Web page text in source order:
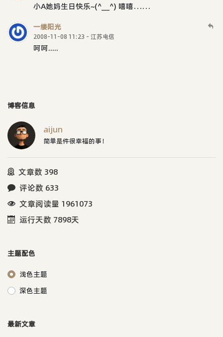
小A她妈生日快乐~(^__^) 嘻嘻……
一缕阳光
2008-11-08 11:23 - 江苏电信
呵呵.....
博客信息
aijun
简单是件很幸福的事！
文章数 398
评论数 633
文章阅读量 1961073
运行天数 7898天
主题配色
浅色主题
深色主题
最新文章